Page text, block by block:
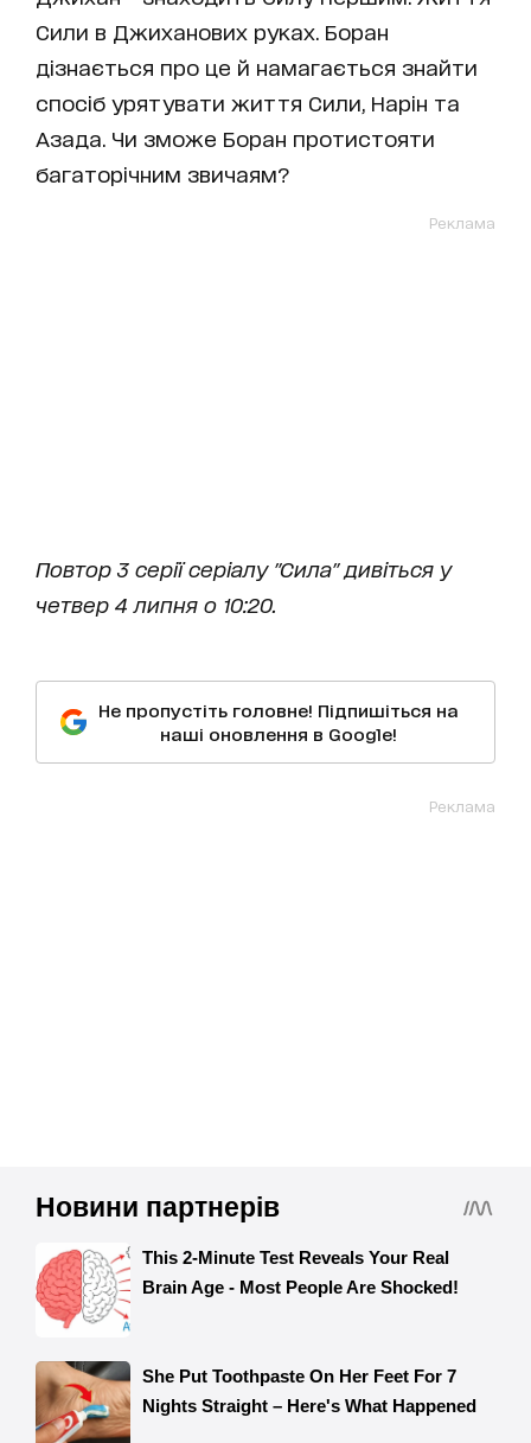
Сили в Джиханових руках. Боран
дізнається про це й намагається знайти
спосіб урятувати життя Сили, Нарін та
Азада. Чи зможе Боран протистояти
багаторічним звичаям?
Реклама
Повтор 3 серії серіалу "Сила" дивіться у
четвер 4 липня о 10:20.
Не пропустіть головне! Підпишіться на
наші оновлення в Google!
Реклама